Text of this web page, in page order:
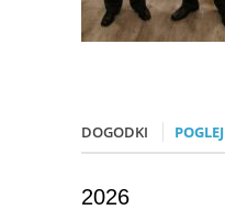
DOGODKI
2026